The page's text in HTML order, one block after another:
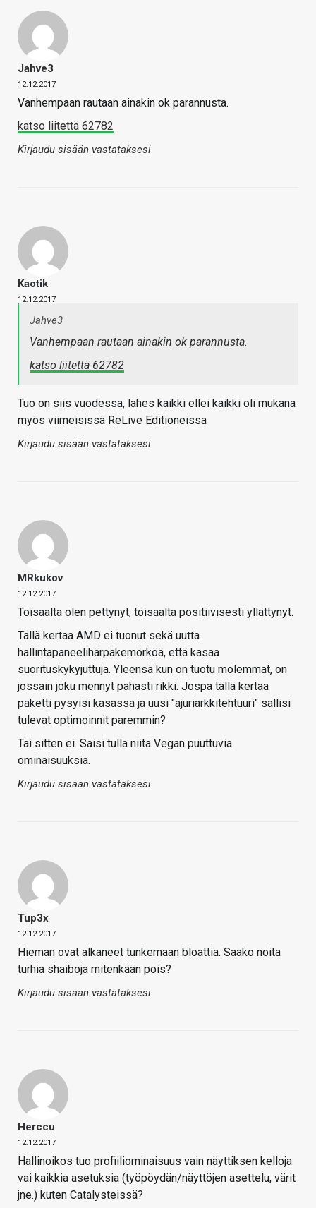
Jahve3
12.12.2017
Vanhempaan rautaan ainakin ok parannusta.
katso liitettä 62782
Kirjaudu sisään vastataksesi
Kaotik
12.12.2017
Jahve3
Vanhempaan rautaan ainakin ok parannusta.
katso liitettä 62782
Tuo on siis vuodessa, lähes kaikki ellei kaikki oli mukana
myös viimeisissä ReLive Editioneissa
Kirjaudu sisään vastataksesi
MRkukov
12.12.2017
Toisaalta olen pettynyt, toisaalta positiivisesti yllättynyt.
Tällä kertaa AMD ei tuonut sekä uutta
hallintapaneelihärpäkemörköä, että kasaa
suorituskykyjuttuja. Yleensä kun on tuotu molemmat, on
jossain joku mennyt pahasti rikki. Jospa tällä kertaa
paketti pysyisi kasassa ja uusi "ajuriarkkitehtuuri" sallisi
tulevat optimoinnit paremmin?
Tai sitten ei. Saisi tulla niitä Vegan puuttuvia
ominaisuuksia.
Kirjaudu sisään vastataksesi
Tup3x
12.12.2017
Hieman ovat alkaneet tunkemaan bloattia. Saako noita
turhia shaiboja mitenkään pois?
Kirjaudu sisään vastataksesi
Herccu
12.12.2017
Hallinoikos tuo profiiliominaisuus vain näyttiksen kelloja
vai kaikkia asetuksia (työpöydän/näyttöjen asettelu, värit
jne.) kuten Catalysteissä?